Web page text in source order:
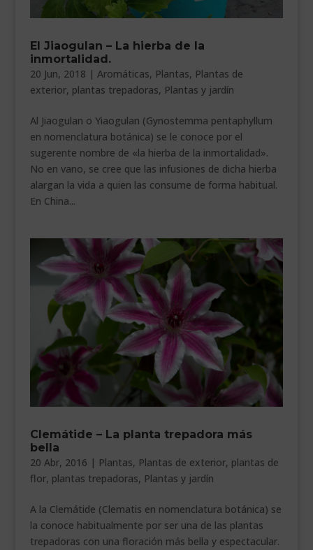
CONTACTAR
BLOG
___________________________
VEURE EN CATALÀ
El Jiaogulan – La hierba de la
inmortalidad.
20 Jun, 2018 | Aromáticas, Plantas, Plantas de
exterior, plantas trepadoras, Plantas y jardín
Al Jiaogulan o Yiaogulan (Gynostemma pentaphyllum
en nomenclatura botánica) se le conoce por el
sugerente nombre de «la hierba de la inmortalidad».
No en vano, se cree que las infusiones de dicha hierba
alargan la vida a quien las consume de forma habitual.
En China...
Clemátide – La planta trepadora más
bella
20 Abr, 2016 | Plantas, Plantas de exterior, plantas de
flor, plantas trepadoras, Plantas y jardín
A la Clemátide (Clematis en nomenclatura botánica) se
la conoce habitualmente por ser una de las plantas
trepadoras con una floración más bella y espectacular.